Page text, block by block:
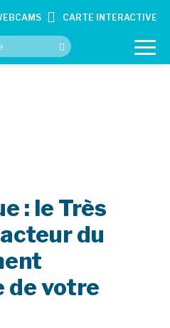
CARTE INTERACTIVE
: le Très
du
de votre